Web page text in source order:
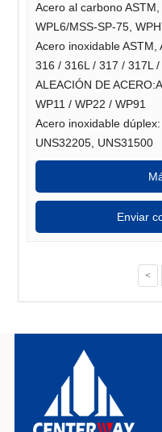
Acero al carbono
WPL6/MSS-SP-75,
Acero inoxidable
316 / 316L / 317 / 317L
ALEACIÓN DE
WP11 / WP22 / WP91
Acero inoxidable
UNS32205, UNS31500
Enviar
<